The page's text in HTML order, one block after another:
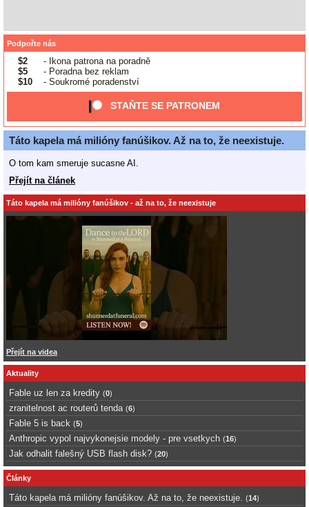
Podpořte nás
$2
- Ikona patrona na poradně
$5
- Poradna bez reklam
$10
- Soukromé poradenství
STAŇTE SE PATRONEM
Táto kapela má milióny fanúšikov. Až na to, že neexistuje.
O tom kam smeruje sucasne AI.
Přejít na článek
Táto kapela má milióny fanúšikov - až na to, že neexistuje
Přejít na videa
Aktuality
Fable uz len za kredity (0)
zranitelnost ac routerů tenda (6)
Fable 5 is back (5)
Anthropic vypol najvykonejsie modely - pre vsetkych (16)
Jak odhalit falešný USB flash disk? (20)
Články
Táto kapela má milióny fanúšikov. Až na to, že neexistuje. (14)